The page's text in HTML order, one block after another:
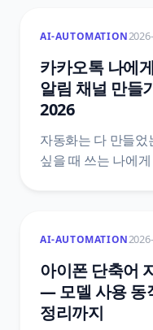
틀리는지, 공식 문서
어디인지까지 원문
AI-AUTOMATION
카카오톡 나에
알림 채널 만들
2026
자동화는 다 만들
싶을 때 쓰는 나에
설계까지 카카오 공
AI-AUTOMATION
아이폰 단축어
— 모델 사용 동
정리까지